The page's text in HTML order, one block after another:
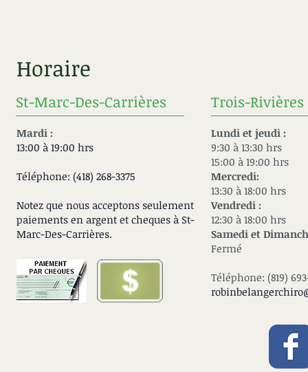
Horaire
St-Marc-Des-Carrières
Mardi :
13:00 à 19:00 hrs
Téléphone: (418) 268-3375
Notez que nous acceptons seulement
paiements en argent et cheques à St-
Marc-Des-Carrières.
Trois-Rivières
Lundi et jeudi :
9:30 à 13:30 hrs​
15:00 à 19:00 hrs​
Mercredi:
13:30 à 18:00 hrs
Vendredi :
12:30 à 18:00 hrs
Samedi et
Fermé
Téléphone: (819)